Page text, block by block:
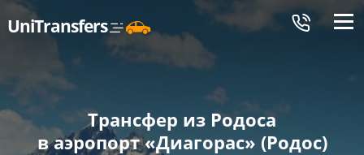
UniTransfers Меню
Трансфер из Родоса
в аэропорт «Диагорас» (Родос)